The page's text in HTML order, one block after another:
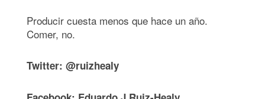
Producir cuesta menos que hace un año.
Comer, no.
Twitter: @ruizhealy